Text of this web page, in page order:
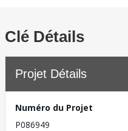
Clé Détails
Projet Détails
Numéro du Projet
P086949